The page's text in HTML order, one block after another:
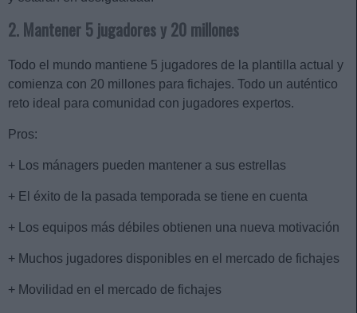
2. Mantener 5 jugadores y 20 millones
Todo el mundo mantiene 5 jugadores de la plantilla actual y
comienza con 20 millones para fichajes. Todo un auténtico
reto ideal para comunidad con jugadores expertos.
Pros:
+ Los mánagers pueden mantener a sus estrellas
+ El éxito de la pasada temporada se tiene en cuenta
+ Los equipos más débiles obtienen una nueva motivación
+ Muchos jugadores disponibles en el mercado de fichajes
+ Movilidad en el mercado de fichajes